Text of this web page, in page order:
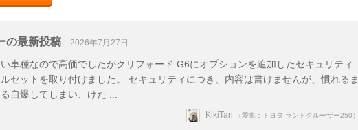
の最新投稿 2026年7月27日
車種なので高価でしたがクリフォード G6にオプションを追加したセキュリティ
セットを取り付けました。 セキュリティにつき、内容は書けませんが、慣れるま
自爆してしまい、けた ...
KikiTan （愛車：トヨタ ランドクルーザー250）